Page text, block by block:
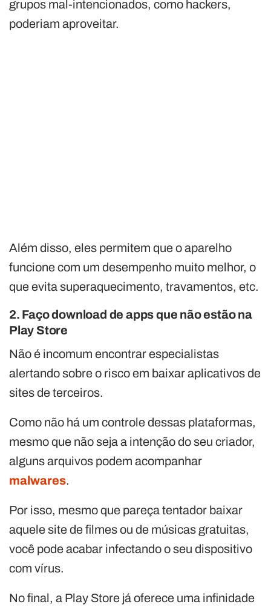
grupos mal-intencionados, como hackers,
poderiam aproveitar.
Além disso, eles permitem que o aparelho
funcione com um desempenho muito melhor, o
que evita superaquecimento, travamentos, etc.
2. Faço download de apps que não estão na
Play Store
Não é incomum encontrar especialistas
alertando sobre o risco em baixar aplicativos de
sites de terceiros.
Como não há um controle dessas plataformas,
mesmo que não seja a intenção do seu criador,
alguns arquivos podem acompanhar
malwares.
Por isso, mesmo que pareça tentador baixar
aquele site de filmes ou de músicas gratuitas,
você pode acabar infectando o seu dispositivo
com vírus.
No final, a Play Store já oferece uma infinidade